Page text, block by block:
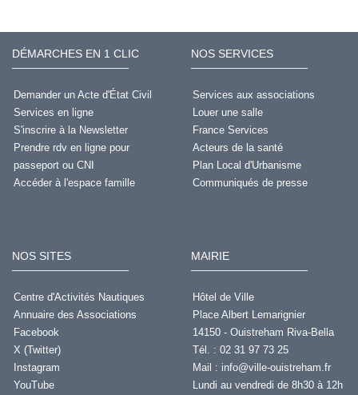
DÉMARCHES EN 1 CLIC
Demander un Acte d'État Civil
Services en ligne
S'inscrire à la Newsletter
Prendre rdv en ligne pour
passeport ou CNI
Accéder à l'espace famille
NOS SERVICES
Services aux associations
Louer une salle
France Services
Acteurs de la santé
Plan Local d'Urbanisme
Communiqués de presse
NOS SITES
Centre d'Activités Nautiques
Annuaire des Associations
Facebook
X (Twitter)
Instagram
YouTube
MAIRIE
Hôtel de Ville
Place Albert Lemarignier
14150 - Ouistreham Riva-Bella
Tél. : 02 31 97 73 25
Mail : info@ville-ouistreham.fr
Lundi au vendredi de 8h30 à 12h